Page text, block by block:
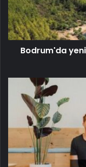
Bodrum'da